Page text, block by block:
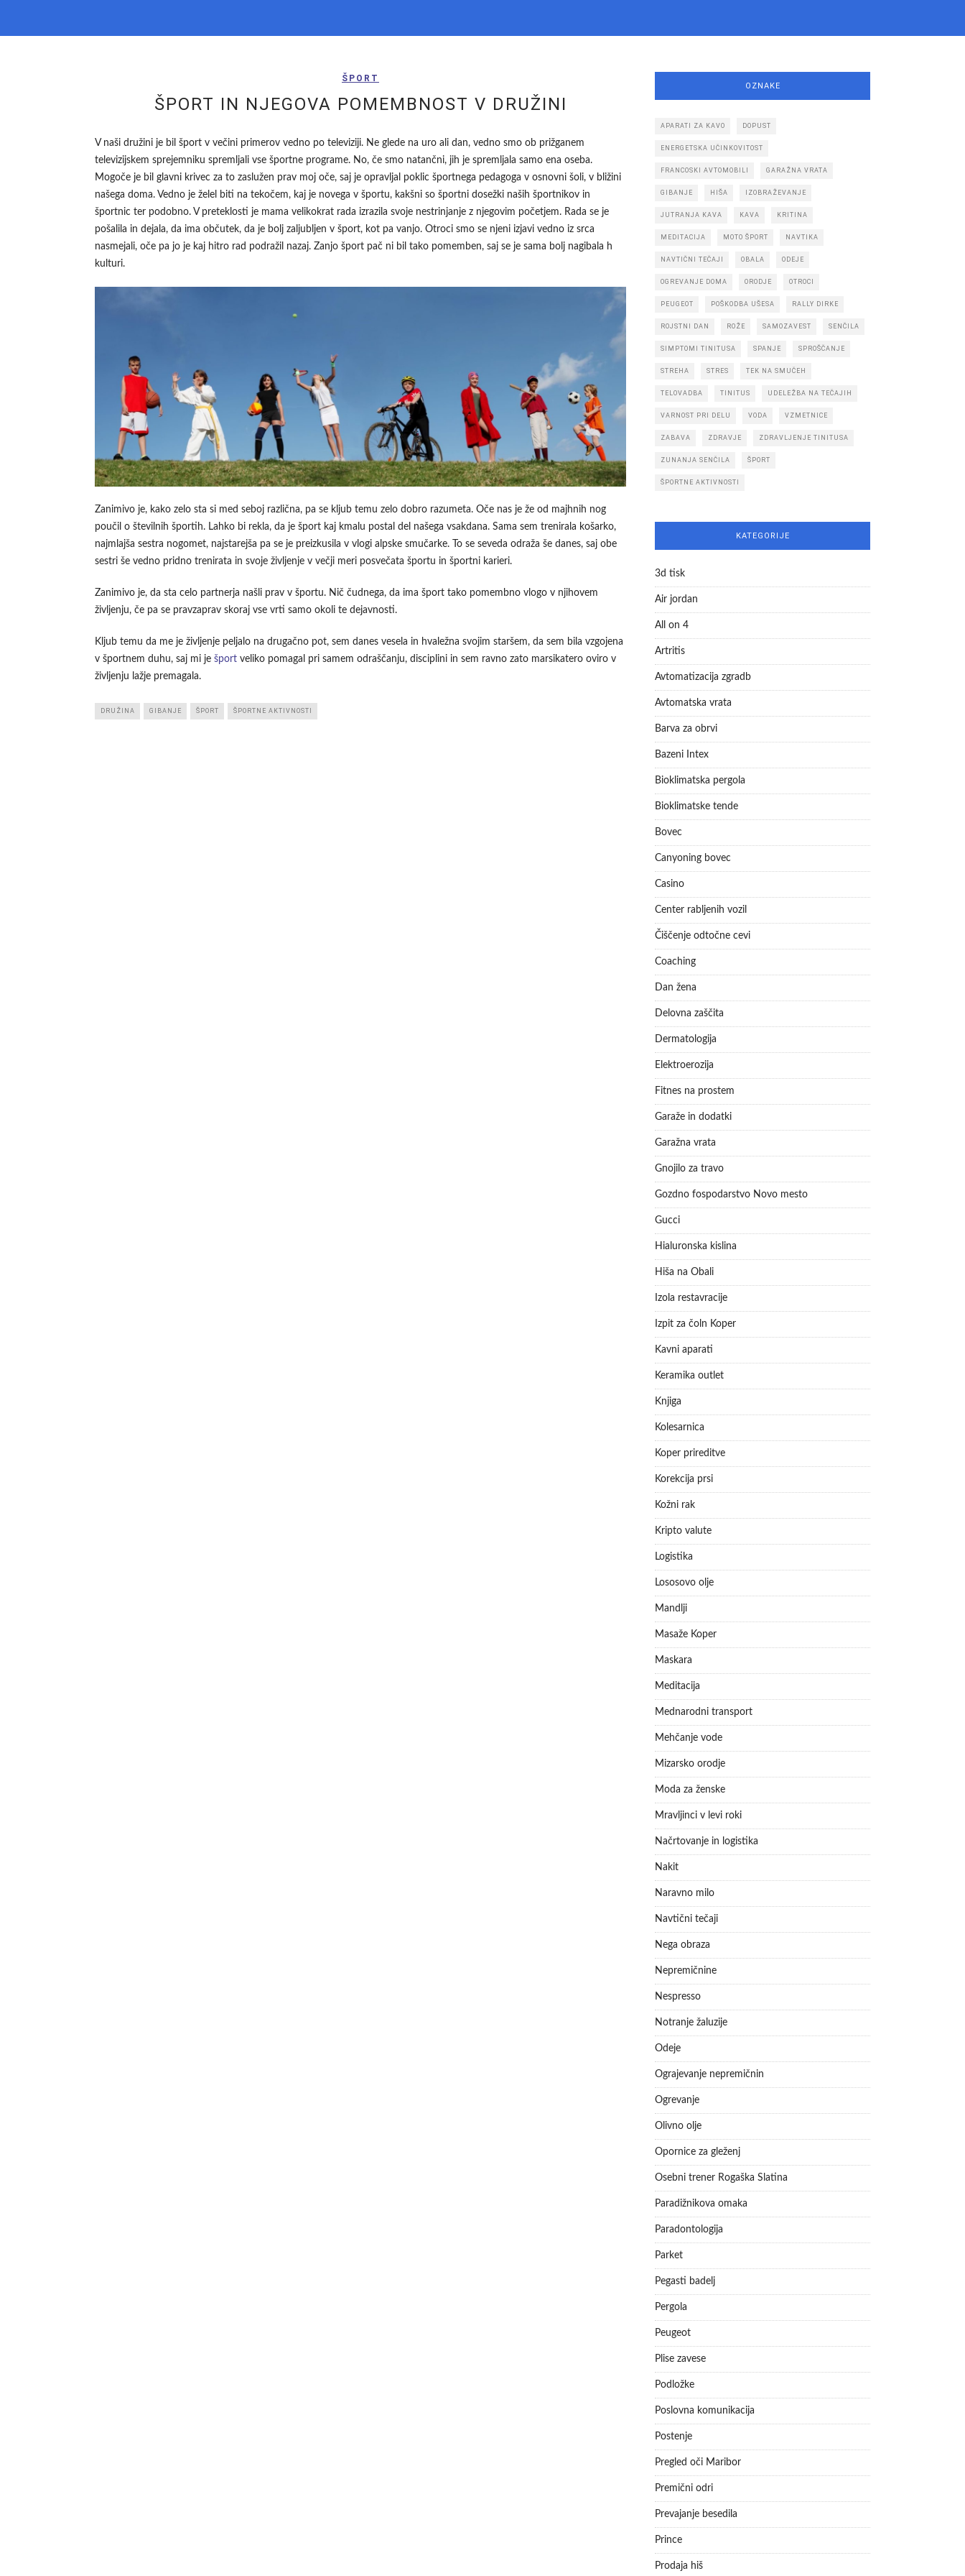
ŠPORT
ŠPORT IN NJEGOVA POMEMBNOST V DRUŽINI
V naši družini je bil šport v večini primerov vedno po televiziji. Ne glede na uro ali dan, vedno smo ob prižganem
televizijskem sprejemniku spremljali vse športne programe. No, če smo natančni, jih je spremljala samo ena oseba.
Mogoče je bil glavni krivec za to zaslužen prav moj oče, saj je opravljal poklic športnega pedagoga v osnovni šoli, v bližini
našega doma. Vedno je želel biti na tekočem, kaj je novega v športu, kakšni so športni dosežki naših športnikov in
športnic ter podobno. V preteklosti je mama velikokrat rada izrazila svoje nestrinjanje z njegovim početjem. Rada se je
pošalila in dejala, da ima občutek, da je bolj zaljubljen v šport, kot pa vanjo. Otroci smo se njeni izjavi vedno iz srca
nasmejali, oče pa jo je kaj hitro rad podražil nazaj. Zanjo šport pač ni bil tako pomemben, saj se je sama bolj nagibala h
kulturi.
Zanimivo je, kako zelo sta si med seboj različna, pa se kljub temu zelo dobro razumeta. Oče nas je že od majhnih nog
poučil o številnih športih. Lahko bi rekla, da je šport kaj kmalu postal del našega vsakdana. Sama sem trenirala košarko,
najmlajša sestra nogomet, najstarejša pa se je preizkusila v vlogi alpske smučarke. To se seveda odraža še danes, saj obe
sestri še vedno pridno trenirata in svoje življenje v večji meri posvečata športu in športni karieri.
Zanimivo je, da sta celo partnerja našli prav v športu. Nič čudnega, da ima šport tako pomembno vlogo v njihovem
življenju, če pa se pravzaprav skoraj vse vrti samo okoli te dejavnosti.
Kljub temu da me je življenje peljalo na drugačno pot, sem danes vesela in hvaležna svojim staršem, da sem bila vzgojena
v športnem duhu, saj mi je šport veliko pomagal pri samem odraščanju, disciplini in sem ravno zato marsikatero oviro v
življenju lažje premagala.
DRUŽINA GIBANJE ŠPORT ŠPORTNE AKTIVNOSTI
OZNAKE
APARATI ZA KAVO DOPUST
ENERGETSKA UČINKOVITOST
FRANCOSKI AVTOMOBILI GARAŽNA VRATA
GIBANJE HIŠA IZOBRAŽEVANJE
JUTRANJA KAVA KAVA KRITINA
MEDITACIJA MOTO ŠPORT NAVTIKA
NAVTIČNI TEČAJI OBALA ODEJE
OGREVANJE DOMA ORODJE OTROCI
PEUGEOT POŠKODBA UŠESA RALLY DIRKE
ROJSTNI DAN ROŽE SAMOZAVEST SENČILA
SIMPTOMI TINITUSA SPANJE SPROŠČANJE
STREHA STRES TEK NA SMUČEH
TELOVADBA TINITUS UDELEŽBA NA TEČAJIH
VARNOST PRI DELU VODA VZMETNICE
ZABAVA ZDRAVJE ZDRAVLJENJE TINITUSA
ZUNANJA SENČILA ŠPORT
ŠPORTNE AKTIVNOSTI
KATEGORIJE
3d tisk
Air jordan
All on 4
Artritis
Avtomatizacija zgradb
Avtomatska vrata
Barva za obrvi
Bazeni Intex
Bioklimatska pergola
Bioklimatske tende
Bovec
Canyoning bovec
Casino
Center rabljenih vozil
Čiščenje odtočne cevi
Coaching
Dan žena
Delovna zaščita
Dermatologija
Elektroerozija
Fitnes na prostem
Garaže in dodatki
Garažna vrata
Gnojilo za travo
Gozdno fospodarstvo Novo mesto
Gucci
Hialuronska kislina
Hiša na Obali
Izola restavracije
Izpit za čoln Koper
Kavni aparati
Keramika outlet
Knjiga
Kolesarnica
Koper prireditve
Korekcija prsi
Kožni rak
Kripto valute
Logistika
Lososovo olje
Mandlji
Masaže Koper
Maskara
Meditacija
Mednarodni transport
Mehčanje vode
Mizarsko orodje
Moda za ženske
Mravljinci v levi roki
Načrtovanje in logistika
Nakit
Naravno milo
Navtični tečaji
Nega obraza
Nepremičnine
Nespresso
Notranje žaluzije
Odeje
Ograjevanje nepremičnin
Ogrevanje
Olivno olje
Opornice za gleženj
Osebni trener Rogaška Slatina
Paradižnikova omaka
Paradontologija
Parket
Pegasti badelj
Pergola
Peugeot
Plise zavese
Podložke
Poslovna komunikacija
Postenje
Pregled oči Maribor
Premični odri
Prevajanje besedila
Prince
Prodaja hiš